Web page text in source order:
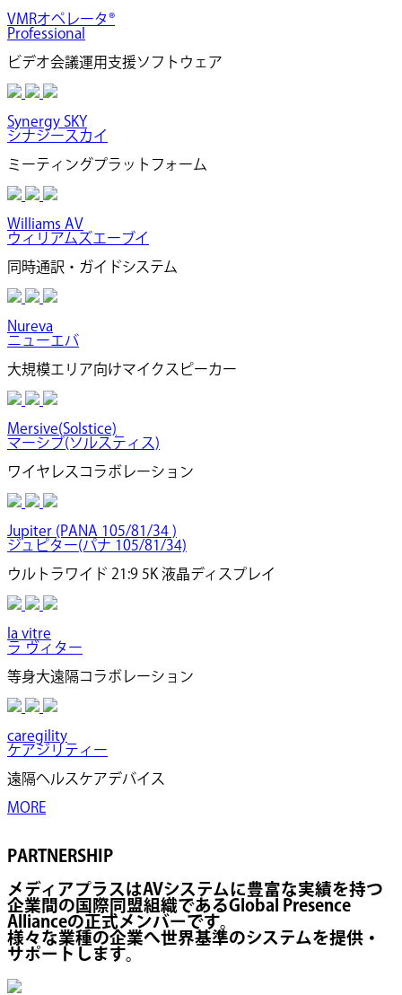
VMRオペレータ®
Professional
ビデオ会議運用支援ソフトウェア
Synergy SKY
シナジースカイ
ミーティングプラットフォーム
Williams AV
ウィリアムズエーブイ
同時通訳・ガイドシステム
Nureva
ニューエバ
大規模エリア向けマイクスピーカー
Mersive(Solstice)
マーシブ(ソルスティス)
ワイヤレスコラボレーション
Jupiter (PANA 105/81/34 )
ジュピター(パナ 105/81/34)
ウルトラワイド 21:9 5K 液晶ディスプレイ
la vitre
ラ ヴィター
等身大遠隔コラボレーション
caregility
ケアジリティー
遠隔ヘルスケアデバイス
MORE
PARTNERSHIP
メディアプラスはAVシステムに豊富な実績を持つ
企業間の国際同盟組織であるGlobal Presence
Allianceの正式メンバーです。
様々な業種の企業へ世界基準のシステムを提供・
サポートします。